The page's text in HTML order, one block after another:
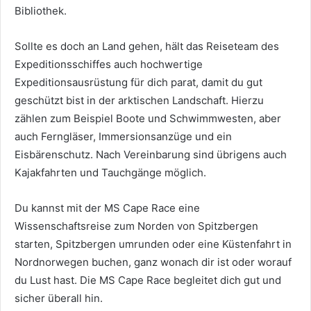
Bibliothek.
Sollte es doch an Land gehen, hält das Reiseteam des
Expeditionsschiffes auch hochwertige
Expeditionsausrüstung für dich parat, damit du gut
geschützt bist in der arktischen Landschaft. Hierzu
zählen zum Beispiel Boote und Schwimmwesten, aber
auch Ferngläser, Immersionsanzüge und ein
Eisbärenschutz. Nach Vereinbarung sind übrigens auch
Kajakfahrten und Tauchgänge möglich.
Du kannst mit der MS Cape Race eine
Wissenschaftsreise zum Norden von Spitzbergen
starten, Spitzbergen umrunden oder eine Küstenfahrt in
Nordnorwegen buchen, ganz wonach dir ist oder worauf
du Lust hast. Die MS Cape Race begleitet dich gut und
sicher überall hin.